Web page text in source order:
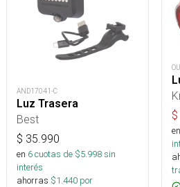
AND17041-C
Luz Trasera
Best
$ 35.990
en 6cuotas de $5.998sin
interés
ahorras $1.440 por
$
en